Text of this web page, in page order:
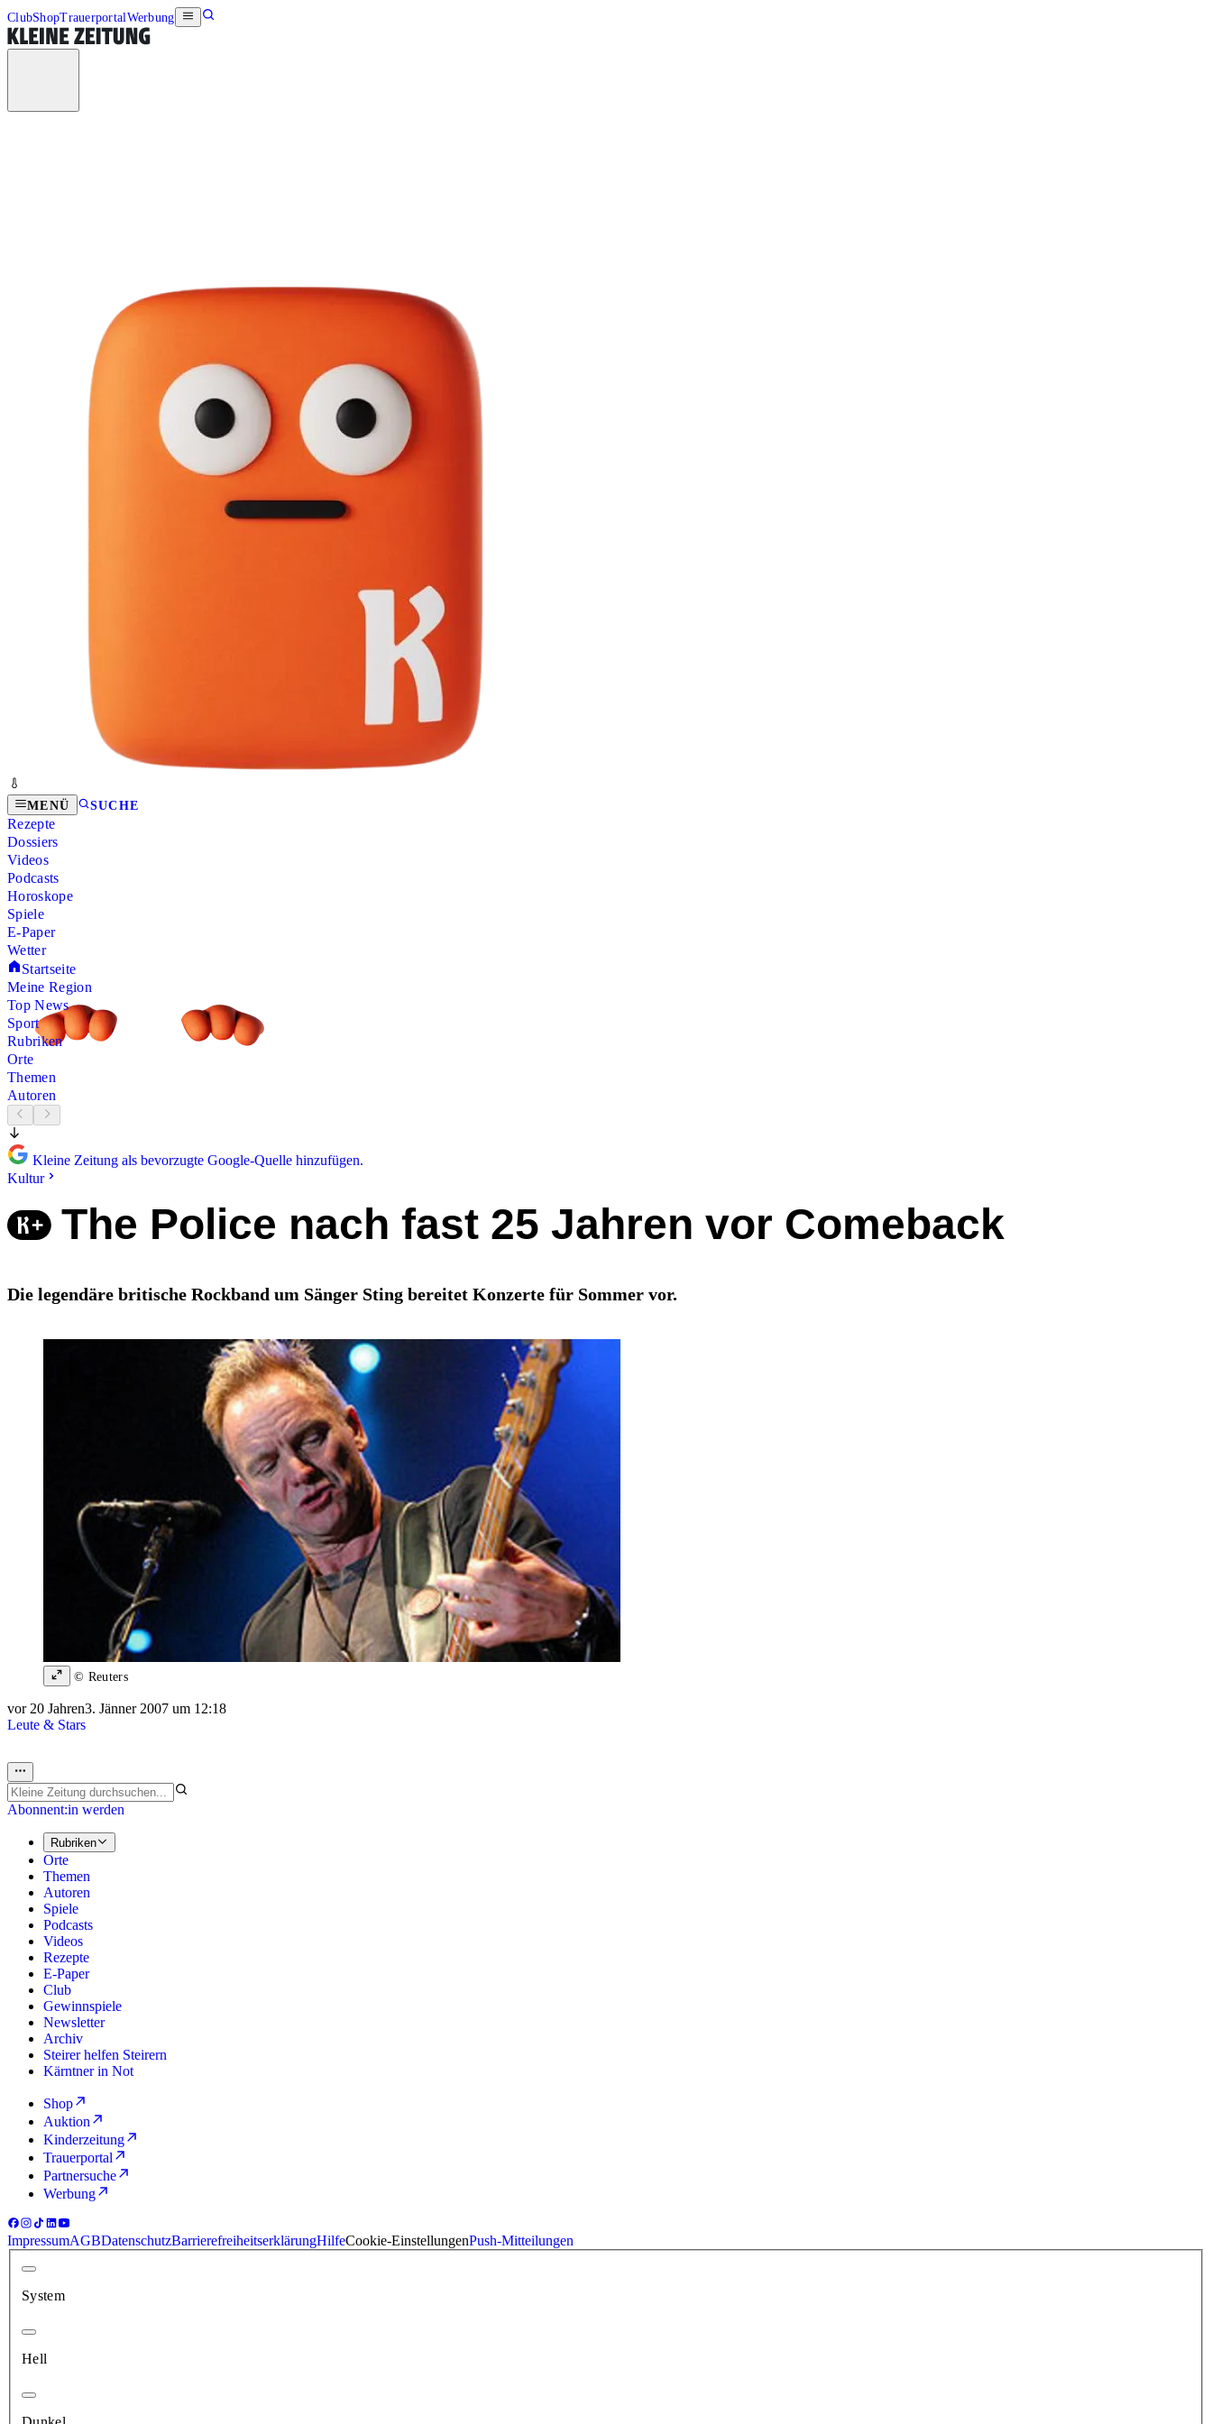
ClubShopTrauerportalWerbung
MENÜ SUCHE
Rezepte
Dossiers
Videos
Podcasts
Horoskope
Spiele
E-Paper
Wetter
Startseite
Meine Region
Top News
Sport
Rubriken
Orte
Themen
Autoren
Kleine Zeitung als bevorzugte Google-Quelle hinzufügen.
Kultur
The Police nach fast 25 Jahren vor Comeback
Die legendäre britische Rockband um Sänger Sting bereitet Konzerte für Sommer vor.
© Reuters
vor 20 Jahren3. Jänner 2007 um 12:18
Leute & Stars
Abonnent:in werden
Rubriken
Orte
Themen
Autoren
Spiele
Podcasts
Videos
Rezepte
E-Paper
Club
Gewinnspiele
Newsletter
Archiv
Steirer helfen Steirern
Kärntner in Not
Shop
Auktion
Kinderzeitung
Trauerportal
Partnersuche
Werbung
ImpressumAGBDatenschutzBarrierefreiheitserklärungHilfeCookie-EinstellungenPush-Mitteilungen
System
Hell